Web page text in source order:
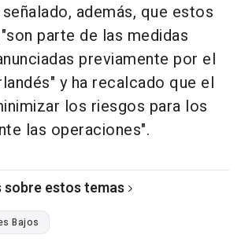
además, que estos
parte de las medidas
previamente por el
y ha recalcado que el
los riesgos para los
las operaciones".
sobre estos temas
Bajos